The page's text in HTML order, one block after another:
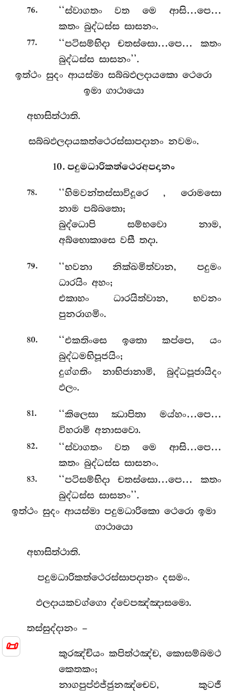
📜
76.
‘‘ස්වාගතං වත මෙ ආසි…පෙ…
කතං බුද්ධස්ස සාසනං.
77.
‘‘පටිසම්භිදා චතස්සො…පෙ… කතං
බුද්ධස්ස සාසනං’’.
ඉත්ථං සුදං ආයස්මා සබ්බඵලදායකො ථෙරො
ඉමා ගාථායො
අභාසිත්ථාති.
සබ්බඵලදායකත්ථෙරස්සාපදානං නවමං.
10. පදුමධාරිකත්ථෙරඅපදානං
78. ‘‘හිමවන්තස්සාවිදූරෙ, රොමසො
නාම පබ්බතො;
බුද්ධොපි සම්භවො නාම,
අබ්භොකාසෙ වසී තදා.
79.
‘‘භවනා නික්ඛමිත්වාන, පදුමං
ධාරයිං අහං;
එකාහං ධාරයිත්වාන, භවනං
පුනරාගමිං.
80. ‘‘එකතිංසෙඉතො කප්පෙ, යං
බුද්ධමභිපූජයිං;
දුග්ගතිං නාභිජානාමි, බුද්ධපූජායිදං
ඵලං.
81.
‘‘කිලෙසා ඣාපිතා මය්හං…පෙ…
විහරාමි අනාසවො.
82.
‘‘ස්වාගතං වත මෙ ආසි…පෙ…
කතං බුද්ධස්ස සාසනං.
83.
‘‘පටිසම්භිදා චතස්සො…පෙ… කතං
බුද්ධස්ස සාසනං’’.
ඉත්ථං සුදං ආයස්මා පදුමධාරිකො ථෙරො ඉමා
ගාථායො
අභාසිත්ථාති.
පදුමධාරිකත්ථෙරස්සාපදානං දසමං.
ඵලදායකවග්ගො ද්වෙපඤ්ඤාසමො.
තස්සුද්දානං –
කුරඤ්චියං කපිත්ථඤ්ච, කොසම්බමථ
කෙතකං;
නාගපුප්ඵජ්ජුනඤ්චෙව, කුටජී